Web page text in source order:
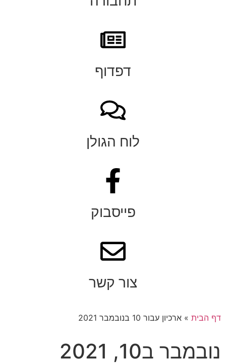
דפדוף
לוח הגולן
פייסבוק
צור קשר
דף הבית » ארכיון עבור 10 בנובמבר 2021
נובמבר ב10, 2021